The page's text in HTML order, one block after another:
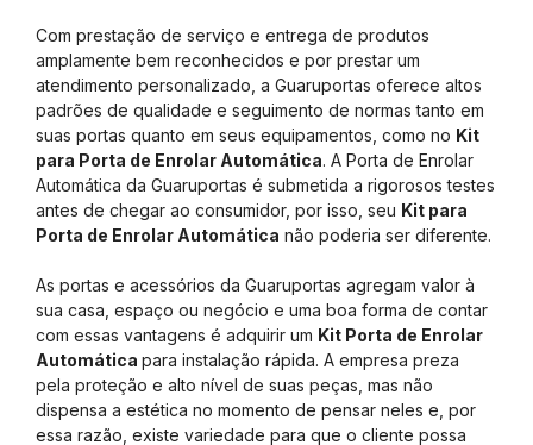
Com prestação de serviço e entrega de produtos
amplamente bem reconhecidos e por prestar um
atendimento personalizado, a Guaruportas oferece altos
padrões de qualidade e seguimento de normas tanto em
suas portas quanto em seus equipamentos, como no Kit
para Porta de Enrolar Automática. A Porta de Enrolar
Automática da Guaruportas é submetida a rigorosos testes
antes de chegar ao consumidor, por isso, seu Kit para
Porta de Enrolar Automática não poderia ser diferente.
As portas e acessórios da Guaruportas agregam valor à
sua casa, espaço ou negócio e uma boa forma de contar
com essas vantagens é adquirir um Kit Porta de Enrolar
Automática para instalação rápida. A empresa preza
pela proteção e alto nível de suas peças, mas não
dispensa a estética no momento de pensar neles e, por
essa razão, existe variedade para que o cliente possa